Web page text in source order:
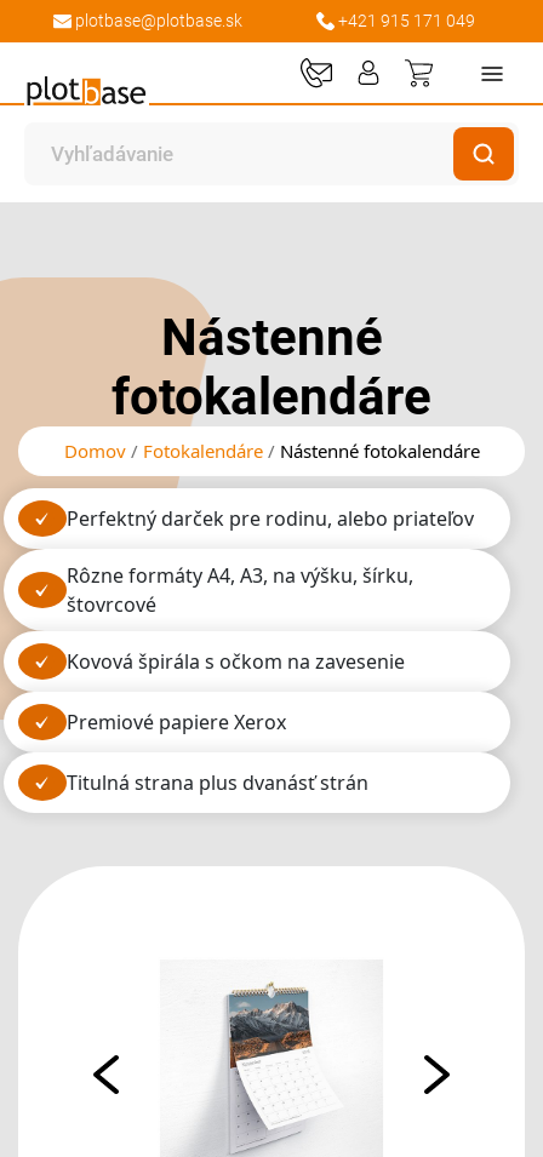
plotbase@plotbase.sk +421 915 171 049
Môj košík
Nástenné
fotokalendáre
Domov Fotokalendáre Nástenné fotokalendáre
perfektný darček pre rodinu, alebo priateľov
rôzne formáty A4, A3, na výšku, šírku,
štovrcové
kovová špirála s očkom na zavesenie
premiové papiere Xerox
titulná strana plus dvanásť strán